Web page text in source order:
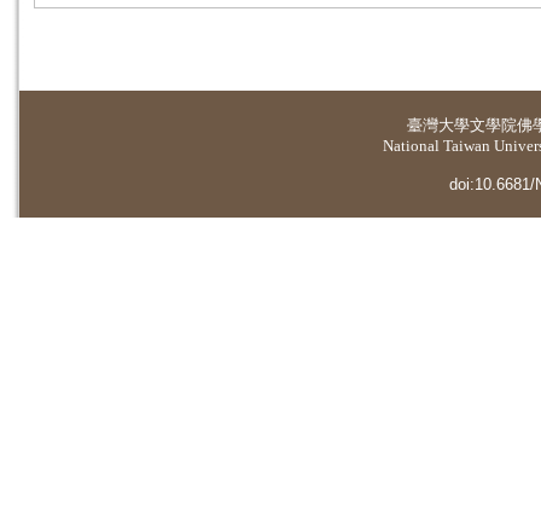
臺灣大學文學院佛
National Taiwan
doi:10.6681/